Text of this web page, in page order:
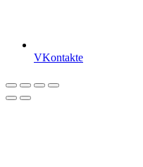
VKontakte